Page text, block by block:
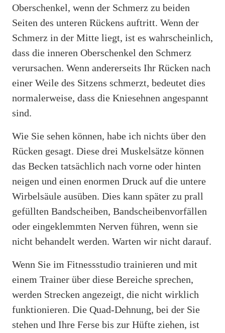
Oberschenkel, wenn der Schmerz zu beiden
Seiten des unteren Rückens auftritt. Wenn der
Schmerz in der Mitte liegt, ist es wahrscheinlich,
dass die inneren Oberschenkel den Schmerz
verursachen. Wenn andererseits Ihr Rücken nach
einer Weile des Sitzens schmerzt, bedeutet dies
normalerweise, dass die Kniesehnen angespannt
sind.
Wie Sie sehen können, habe ich nichts über den
Rücken gesagt. Diese drei Muskelsätze können
das Becken tatsächlich nach vorne oder hinten
neigen und einen enormen Druck auf die untere
Wirbelsäule ausüben. Dies kann später zu prall
gefüllten Bandscheiben, Bandscheibenvorfällen
oder eingeklemmten Nerven führen, wenn sie
nicht behandelt werden. Warten wir nicht darauf.
Wenn Sie im Fitnessstudio trainieren und mit
einem Trainer über diese Bereiche sprechen,
werden Strecken angezeigt, die nicht wirklich
funktionieren. Die Quad-Dehnung, bei der Sie
stehen und Ihre Ferse bis zur Hüfte ziehen, ist